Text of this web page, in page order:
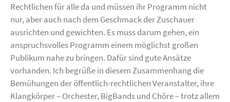
Rechtlichen für alle da und müssen ihr Programm nicht
nur, aber auch nach dem Geschmack der Zuschauer
ausrichten und gewichten. Es muss darum gehen, ein
anspruchsvolles Programm einem möglichst großen
Publikum nahe zu bringen. Dafür sind gute Ansätze
vorhanden. Ich begrüße in diesem Zusammenhang die
Bemühungen der öffentlich-rechtlichen Veranstalter, ihre
Klangkörper – Orchester, BigBands und Chöre – trotz allem